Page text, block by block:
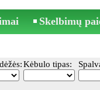
Skelbimų
Kėbulo tipas: